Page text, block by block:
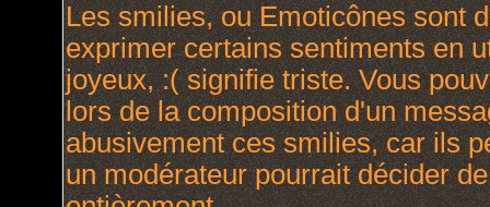
Les smilies, ou Emoticônes sont
exprimer certains sentiments en
joyeux, :( signifie triste. Vous
lors de la composition d'un
abusivement ces smilies, car ils
un modérateur pourrait décider